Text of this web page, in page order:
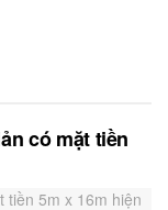
có mặt tiền